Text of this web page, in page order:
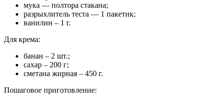
мука — полтора стакана;
разрыхлитель теста — 1 пакетик;
ванилин – 1 г.
Для крема:
банан – 2 шт.;
сахар – 200 г;
сметана жирная – 450 г.
Пошаговое приготовление: